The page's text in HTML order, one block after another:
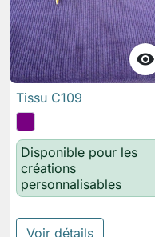

Tissu C109
Disponible pour les
créations
personnalisables
Voir détails